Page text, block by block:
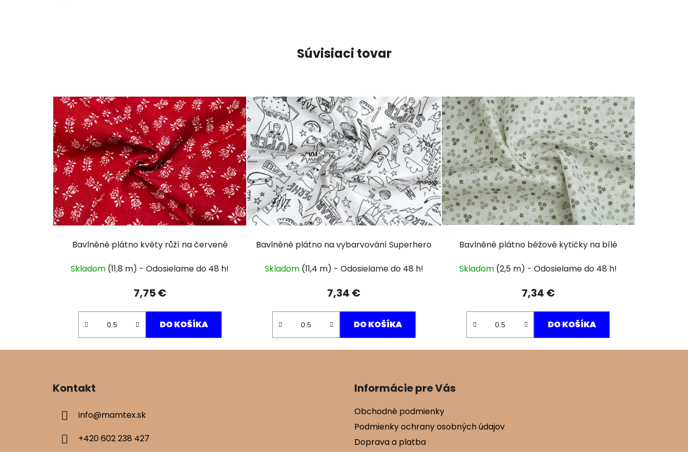
Súvisiaci tovar
Bavlněné plátno květy růží na červené
Skladom (11,8 m)
7,75 €
DO KOŠÍKA
Bavlněné plátno na vybarvování Superhero
Skladom (11,4 m)
7,34 €
DO KOŠÍKA
Bavlněné plátno béžové kytičky na bílé
Skladom (2,5 m)
7,34 €
DO KOŠÍKA
Kontakt
info@mamtex.sk
+420 602 238 427
Informácie pre Vás
Obchodné podmienky
Podmienky ochrany osobných údajov
Doprava a platba